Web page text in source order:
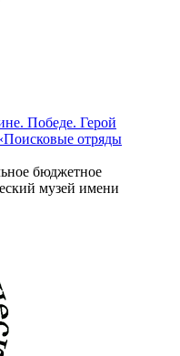
Победе. Герой
отряды
бюджетное
музей имени